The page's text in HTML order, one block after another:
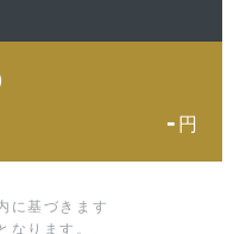
- 円
に基づきます
なります。